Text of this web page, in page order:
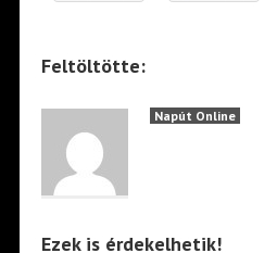
Feltöltötte:
Napút Online
Ezek is érdekelhetik!